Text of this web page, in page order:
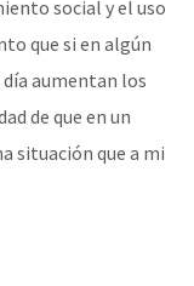
social y el uso
que si en algún
aumentan los
de que en un
situación que a mi